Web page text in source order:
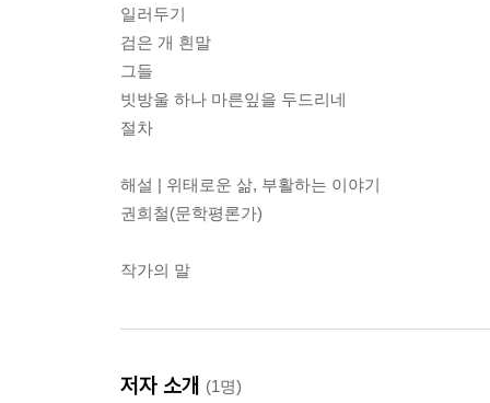
일러두기
검은 개 흰말
그들
빗방울 하나 마른잎을 두드리네
절차
해설 | 위태로운 삶, 부활하는 이야기
권희철(문학평론가)
작가의 말
저자 소개 (1명)